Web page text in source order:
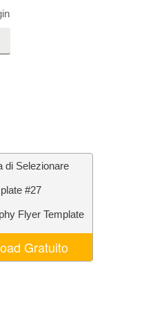
di Selezionare
#27
Flyer Template
Gratuito